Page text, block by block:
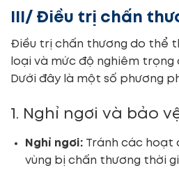
III/ Điều trị chấn
Điều trị chấn thương do thể
loại và mức độ nghiêm trọng
Dưới đây là một số phương
1. Nghỉ ngơi và bảo
Nghỉ ngơi:Tránh các hoạt
vùng bị chấn thương thời